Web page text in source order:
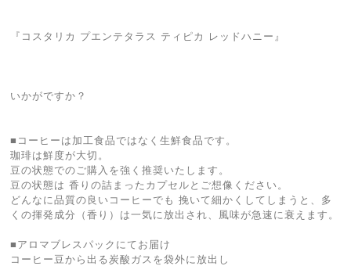
『コスタリカ プエンテタラス ティピカ レッドハニー』
いかがですか？
■コーヒーは加工食品ではなく生鮮食品です。
珈琲は鮮度が大切。
豆の状態でのご購入を強く推奨いたします。
豆の状態は 香りの詰まったカプセルとご想像ください。
どんなに品質の良いコーヒーでも 挽いて細かくしてしまうと、多
くの揮発成分（香り）は一気に放出され、風味が急速に衰えます。
■アロマブレスパックにてお届け
コーヒー豆から出る炭酸ガスを袋外に放出し